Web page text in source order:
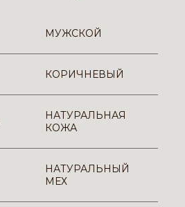
МУЖСКОЙ
КОРИЧНЕВЫЙ
НАТУРАЛЬНАЯ
КОЖА
НАТУРАЛЬНЫЙ
МЕХ